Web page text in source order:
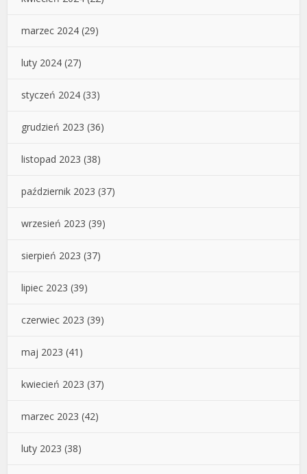
marzec 2024 (29)
luty 2024 (27)
styczeń 2024 (33)
grudzień 2023 (36)
listopad 2023 (38)
październik 2023 (37)
wrzesień 2023 (39)
sierpień 2023 (37)
lipiec 2023 (39)
czerwiec 2023 (39)
maj 2023 (41)
kwiecień 2023 (37)
marzec 2023 (42)
luty 2023 (38)